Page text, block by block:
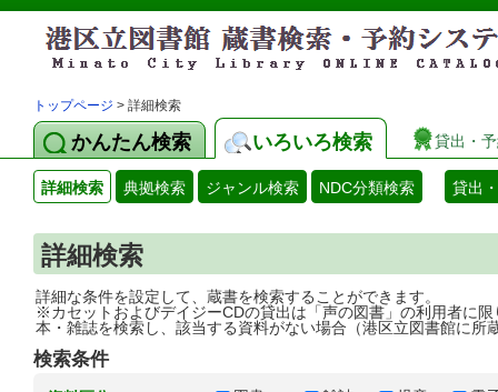
トップページ > 詳細検索
かんたん検索 いろいろ検索 貸出・
詳細検索 典拠検索 ジャンル検索 NDC分類検索 貸出
詳細検索
詳細な条件を設定して、蔵書を検索することができます。
※カセットおよびデイジーCDの貸出は「声の図書」の利用者に限
本・雑誌を検索し、該当する資料がない場合（港区立図書館に所
検索条件